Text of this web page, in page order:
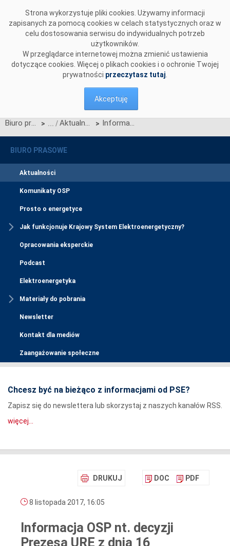
Strona wykorzystuje pliki cookies. Używamy informacji
zapisanych za pomocą cookies w celach statystycznych oraz w
celu dostosowania serwisu do indywidualnych potrzeb
użytkowników.
W przeglądarce internetowej można zmienić ustawienia
dotyczące cookies. Więcej o plikach cookies i o ochronie Twojej
prywatności przeczytasz tutaj
Akceptuję
Biuro prasowe > Aktualności > Informacja OSP nt. decyzji Prezesa URE z dnia 16 października 2017 r., znak DRR.WRE.7128.15.2017.JPa2, zatwierdzającej regionalny model długoterminowych praw przesyłowych dla regionu wyznaczania zdolności przesyłowych Core
BIURO PRASOWE
Aktualności
Komunikaty OSP
Prosto o energetyce
Jak funkcjonuje Krajowy System Elektroenergetyczny?
Opracowania eksperckie
Podcast
Elektroenergetyka
Materiały do pobrania
Newsletter
Kontakt dla mediów
Zaangażowanie społeczne
Chcesz być na bieżąco z informacjami od PSE?
Zapisz się do newslettera lub skorzystaj z naszych kanałów RSS.
więcej...
DRUKUJ DOC PDF
8 listopada 2017, 16:05
Informacja OSP nt. decyzji
Prezesa URE z dnia 16